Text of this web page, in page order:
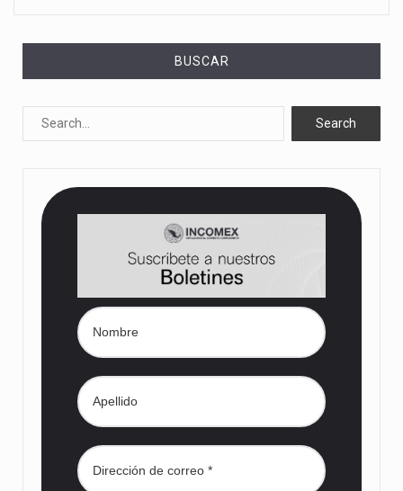
BUSCAR